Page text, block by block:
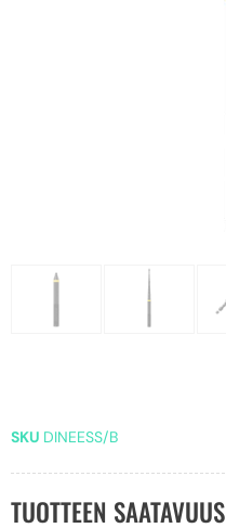
SKU DINEESS/B
TUOTTEEN SAATAVUUS